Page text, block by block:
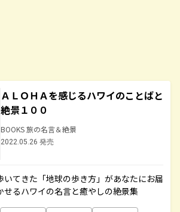
ＡＬＯＨＡを感じるハワイのことばと
絶景１００
BOOKS 旅の名言＆絶景
2022.05.26 発売
いてきた「地球の歩き方」があなたにお届
せるハワイの名言と癒やしの絶景集